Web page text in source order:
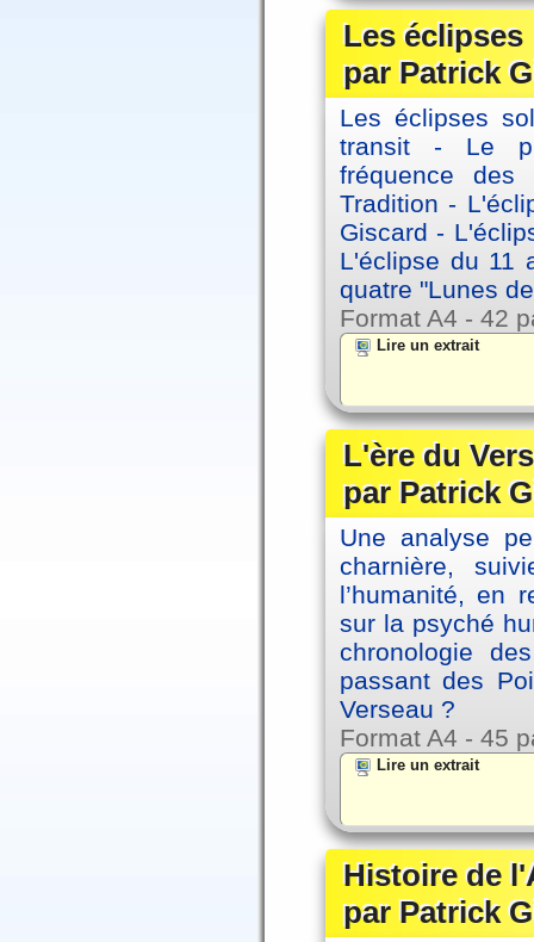
Les éclipses
par Patrick
Les éclipses
transit - Le
fréquence
Tradition -
Giscard -
L'éclipse du 11
quatre "Lunes
Format A4 - 42
Lire un extrait
L'ère du
par Patrick
Une analyse
charnière,
l’humanité, en
sur la psyché
chronologie
passant des
Verseau ?
Format A4 - 45
Lire un extrait
Histoire de
par Patrick